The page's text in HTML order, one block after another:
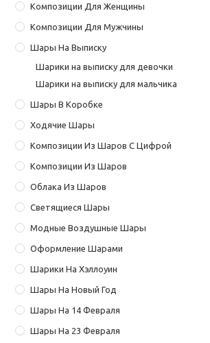
Композиции Для Женщины
Композиции Для Мужчины
Шары На Выписку
Шарики на выписку для девочки
Шарики на выписку для мальчика
Шары В Коробке
Ходячие Шары
Композиции Из Шаров С Цифрой
Композиции Из Шаров
Облака Из Шаров
Светящиеся Шары
Модные Воздушные Шары
Оформление Шарами
Шарики На Хэллоуин
Шары На Новый Год
Шары На 14 Февраля
Шары На 23 Февраля